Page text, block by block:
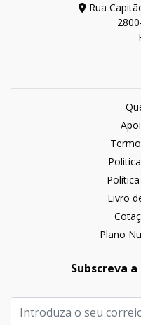
Rua
Livro
Plano
Subscreva